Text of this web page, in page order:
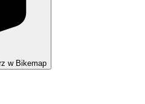
w Bikemap